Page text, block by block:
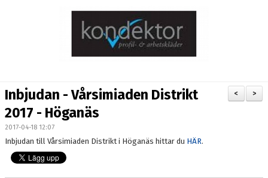
DOKUMENT
BOKNING AV PLATS
KONTAKT
>
<
Inbjudan - Vårsimiaden Distrikt
2017 - Höganäs
2017-04-18 12:07
Inbjudan till Vårsimiaden Distrikt i Höganäs hittar du HÄR.